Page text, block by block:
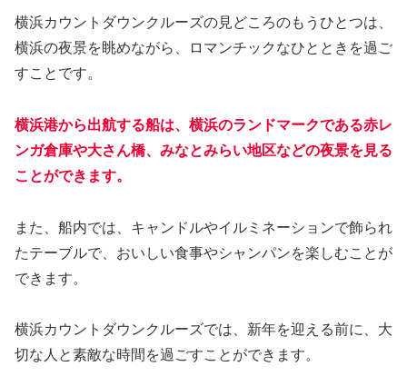
横浜カウントダウンクルーズの見どころのもうひとつは、
横浜の夜景を眺めながら、ロマンチックなひとときを過ご
すことです。
横浜港から出航する船は、横浜のランドマークである赤レ
ンガ倉庫や大さん橋、みなとみらい地区などの夜景を見る
ことができます。
また、船内では、キャンドルやイルミネーションで飾られ
たテーブルで、おいしい食事やシャンパンを楽しむことが
できます。
横浜カウントダウンクルーズでは、新年を迎える前に、大
切な人と素敵な時間を過ごすことができます。